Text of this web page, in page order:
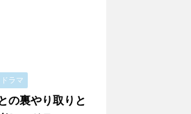
ラマ
の裏やり取りと